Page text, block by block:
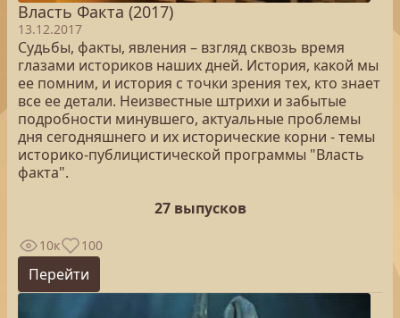
Власть Факта (2017)
13.12.2017
Судьбы, факты, явления – взгляд сквозь время
глазами историков наших дней. История, какой мы
ее помним, и история с точки зрения тех, кто знает
все ее детали. Неизвестные штрихи и забытые
подробности минувшего, актуальные проблемы
дня сегодняшнего и их исторические корни - темы
историко-публицистической программы "Власть
факта".
27 выпусков
10к 100
Перейти